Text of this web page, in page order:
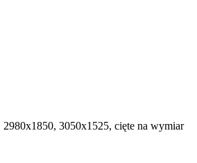
3050х1525, cięte na wymiar